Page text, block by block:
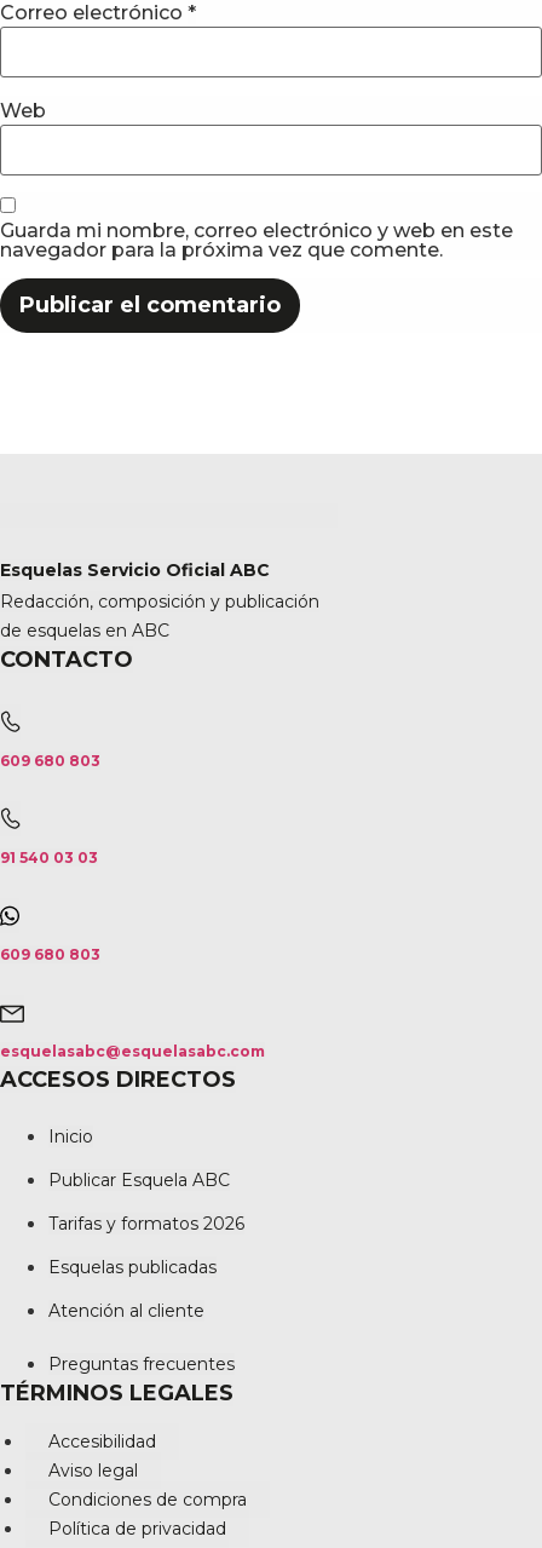
Correo electrónico *
Web
Guarda mi nombre, correo electrónico y web en este
navegador para la próxima vez que comente.
Esquelas Servicio Oficial ABC
Redacción, composición y publicación
de esquelas en ABC
CONTACTO
609 680 803
91 540 03 03
609 680 803
esquelasabc@esquelasabc.com
ACCESOS DIRECTOS
Inicio
Publicar Esquela ABC
Tarifas y formatos 2026
Esquelas publicadas
Atención al cliente
Preguntas frecuentes
TÉRMINOS LEGALES
Accesibilidad
Aviso legal
Condiciones de compra
Política de privacidad